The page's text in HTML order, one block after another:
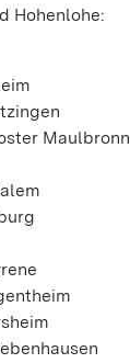
Hohenlohe:
Maulbronn